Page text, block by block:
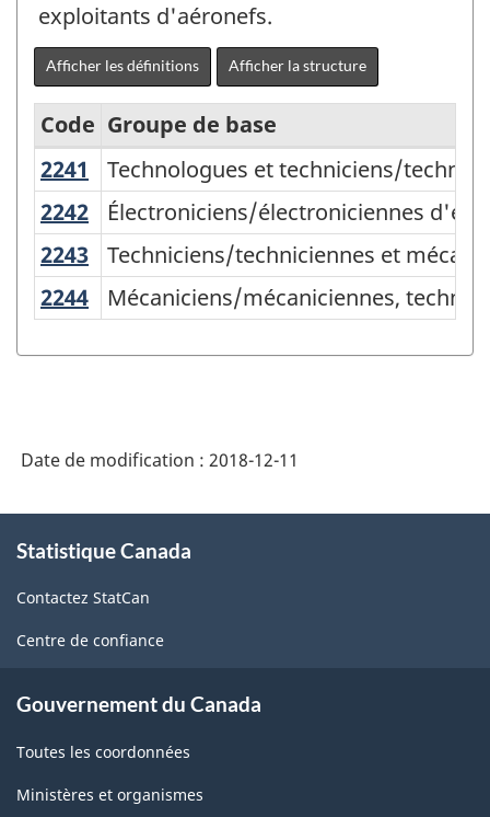
exploitants d'aéronefs.
Afficher les définitions Afficher la structure
Classification
nationale
des
professions
(CNP)
2016
-
de
classification
Code Groupe de base
2241
Technologues et techniciens/
Technologues et techniciens/
2242 Électroniciens/électroniciennes
Électroniciens/électroniciennes
2243 Techniciens/techniciennes et
Techniciens/techniciennes et
2244 Mécaniciens/mécaniciennes,
Mécaniciens/mécaniciennes,
Date de modification : 2018-12-11
propos
ce
site
Statistique Canada
Contactez StatCan
Centre de confiance
Gouvernement du Canada
Toutes les coordonnées
Ministères et organismes